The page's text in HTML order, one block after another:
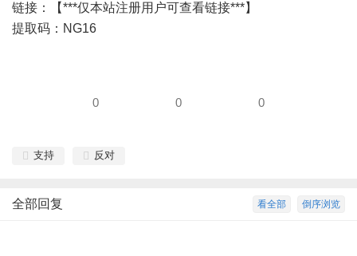
链接：【***仅本站注册用户可查看链接***】
提取码：NG16
0 0 0
支持 反对
倒序浏览
看全部
全部回复